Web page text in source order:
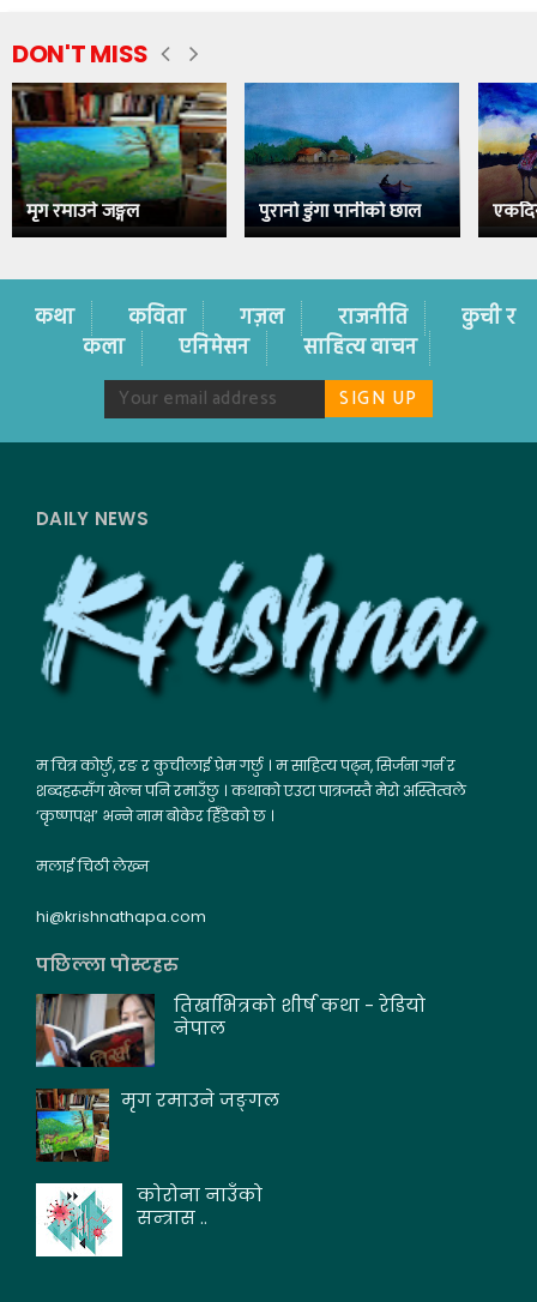
DON'T MISS
मृग रमाउने जङ्गल पुरानो डुंगा पानीको छाल
कथा कविता गज़ल राजनीति
कुची र
कला
एनिमेसन साहित्य वाचन
DAILY NEWS
म चित्र कोर्छु, रङ र कुचीलाई प्रेम गर्छु । म साहित्य पढ्न, सिर्जना गर्न र
शब्दहरूसँग खेल्न पनि रमाउँछु । कथाको एउटा पात्रजस्तै मेरो अस्तित्वले
‘कृष्णपक्ष’ भन्ने नाम बोकेर हिँडेको छ ।
मलाई चिठी लेख्न
hi@krishnathapa.com
पछिल्ला पोस्टहरु
तिर्खाभित्रको शीर्ष कथा - रेडियो
नेपाल
मृग रमाउने जङ्गल
कोरोना नाउँको
सन्त्रास ..